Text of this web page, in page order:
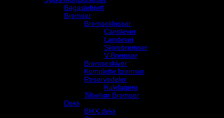
Bagasjebrett
Bremser
Bremseklosser
Cantilever
Landevei
Skivebremser
V-Bremser
Bremseskiver
Komplette bremser
Reservedeler
Kulelagere
Tilbehør Bremser
Dekk
BMX dekk